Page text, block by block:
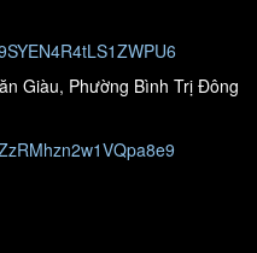
Giàu, Phường Bình Trị Đông